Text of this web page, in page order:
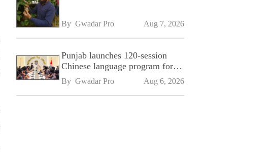
By Gwadar Pro Aug 7, 2026
Punjab launches 120-session
Chinese language program for
SPU
By Gwadar Pro Aug 6, 2026